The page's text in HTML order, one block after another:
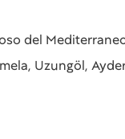
del
Uzungöl,